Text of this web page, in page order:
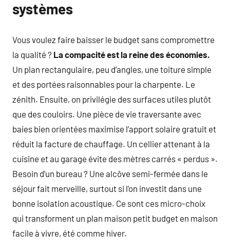
systèmes
Vous voulez faire baisser le budget sans compromettre
la qualité ? La compacité est la reine des économies.
Un plan rectangulaire, peu d’angles, une toiture simple
et des portées raisonnables pour la charpente. Le
zénith. Ensuite, on privilégie des surfaces utiles plutôt
que des couloirs. Une pièce de vie traversante avec
baies bien orientées maximise l’apport solaire gratuit et
réduit la facture de chauffage. Un cellier attenant à la
cuisine et au garage évite des mètres carrés « perdus ».
Besoin d’un bureau ? Une alcôve semi-fermée dans le
séjour fait merveille, surtout si l’on investit dans une
bonne isolation acoustique. Ce sont ces micro-choix
qui transforment un plan maison petit budget en maison
facile à vivre, été comme hiver.